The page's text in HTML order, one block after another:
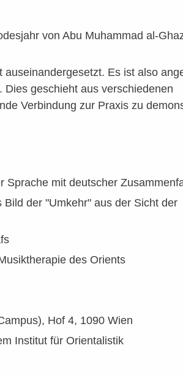
von Abu Muhammad al-
Es ist also
geschieht aus verschiedenen
Verbindung zur Praxis zu
mit deutscher
der "Umkehr" aus der Sicht der
des Orients
Hof 4, 1090 Wien
Institut für Orientalistik